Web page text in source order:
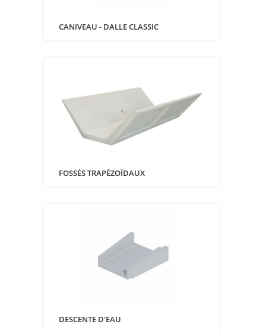
CANIVEAU - DALLE CLASSIC
FOSSÉS TRAPÉZOÏDAUX
DESCENTE D'EAU